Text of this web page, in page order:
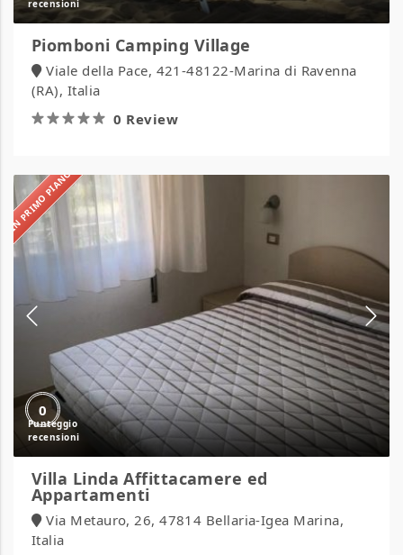
Piomboni Camping Village
Viale della Pace, 421-48122-Marina di Ravenna
(RA), Italia
0 Review
IN PRIMO PIANO
0
Linda
ed
Appartamenti
Villa Linda Affittacamere ed
Appartamenti
Via Metauro, 26, 47814 Bellaria-Igea Marina,
Italia